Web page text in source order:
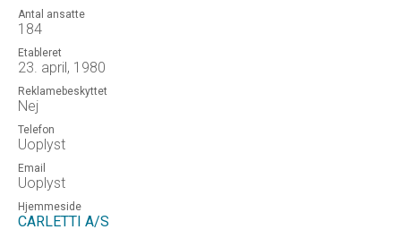
Antal ansatte
184
Etableret
23. april, 1980
Reklamebeskyttet
Nej
Telefon
Uoplyst
Email
Uoplyst
Hjemmeside
CARLETTI A/S